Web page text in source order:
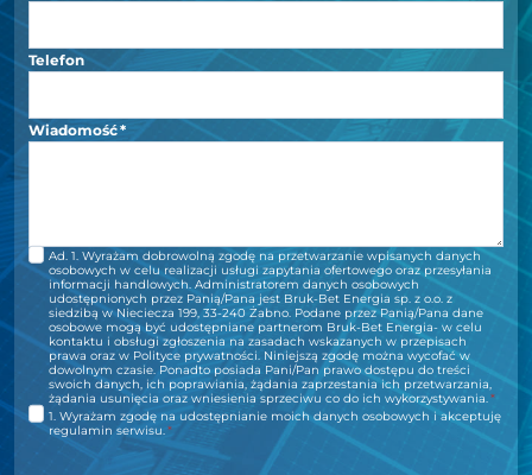
Telefon
Wiadomość*
Ad. 1. Wyrażam dobrowolną zgodę na przetwarzanie wpisanych danych
osobowych w celu realizacji usługi zapytania ofertowego oraz przesyłania
informacji handlowych. Administratorem danych osobowych
udostępnionych przez Panią/Pana jest Bruk-Bet Energia sp. z o.o. z
siedzibą w Nieciecza 199, 33-240 Żabno. Podane przez Panią/Pana dane
osobowe mogą być udostępniane partnerom Bruk-Bet Energia- w celu
kontaktu i obsługi zgłoszenia na zasadach wskazanych w przepisach
prawa oraz w Polityce prywatności. Niniejszą zgodę można wycofać w
dowolnym czasie. Ponadto posiada Pani/Pan prawo dostępu do treści
swoich danych, ich poprawiania, żądania zaprzestania ich przetwarzania,
żądania usunięcia oraz wniesienia sprzeciwu co do ich wykorzystywania.*
1. Wyrażam zgodę na udostępnianie moich danych osobowych i akceptuję
regulamin serwisu.*